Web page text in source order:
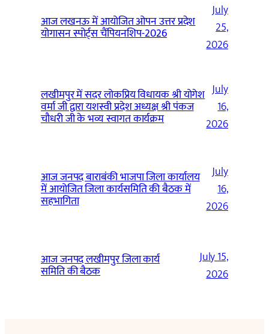
आज लखनऊ में आयोजित ओपन उत्तर प्रदेश
योगासन स्पोर्ट्स चैंपियनशिप-2026
July
25,
2026
लखीमपुर में सदर लोकप्रिय विधायक श्री योगेश
वर्मा जी द्वारा यशस्वी प्रदेश अध्यक्ष श्री पंकज
चौधरी जी के भव्य स्वागत कार्यक्रम
July
16,
2026
आज जनपद बाराबंकी भाजपा जिला कार्यालय
में आयोजित जिला कार्यसमिति की बैठक में
सहभागिता
July
16,
2026
आज जनपद लखीमपुर जिला कार्य
समिति की बैठक
July 15,
2026